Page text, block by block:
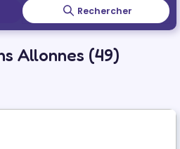
Rechercher
Allonnes (49)